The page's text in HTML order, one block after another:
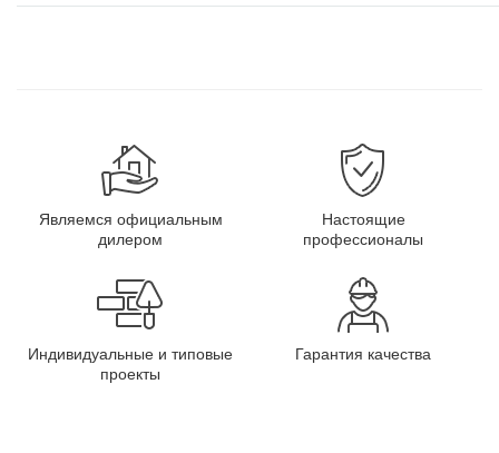
Являемся официальным
дилером
Настоящие
профессионалы
Индивидуальные и типовые
проекты
Гарантия качества